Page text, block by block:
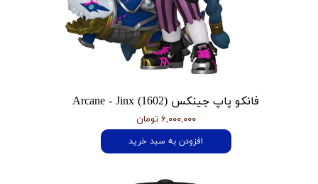
فانکو پاپ جینکس Arcane - Jinx (1602)
۶,۰۰۰,۰۰۰ تومان
افزودن به سبد خرید